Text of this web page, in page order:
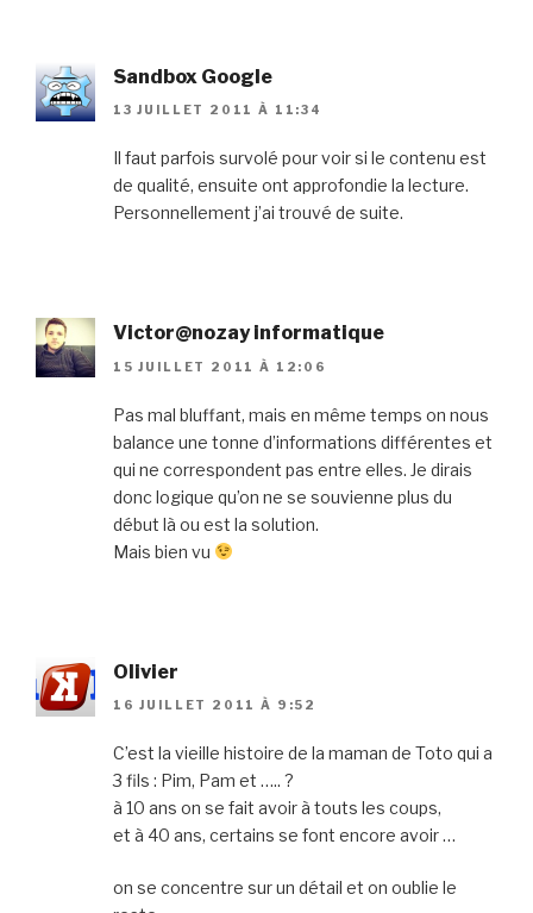
Sandbox Google
13 JUILLET 2011 À 11:34
Il faut parfois survolé pour voir si le contenu est
de qualité, ensuite ont approfondie la lecture.
Personnellement j’ai trouvé de suite.
Victor@nozay informatique
15 JUILLET 2011 À 12:06
Pas mal bluffant, mais en même temps on nous
balance une tonne d’informations différentes et
qui ne correspondent pas entre elles. Je dirais
donc logique qu’on ne se souvienne plus du
début là ou est la solution.
Mais bien vu
Olivier
16 JUILLET 2011 À 9:52
C’est la vieille histoire de la maman de Toto qui a
3 fils : Pim, Pam et ….. ?
à 10 ans on se fait avoir à touts les coups,
et à 40 ans, certains se font encore avoir …
on se concentre sur un détail et on oublie le